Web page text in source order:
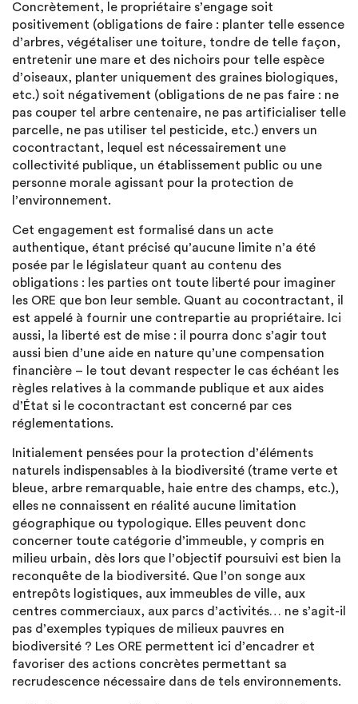
Concrètement, le propriétaire s’engage soit
positivement (obligations de faire : planter telle essence
d’arbres, végétaliser une toiture, tondre de telle façon,
entretenir une mare et des nichoirs pour telle espèce
d’oiseaux, planter uniquement des graines biologiques,
etc.) soit négativement (obligations de ne pas faire : ne
pas couper tel arbre centenaire, ne pas artificialiser telle
parcelle, ne pas utiliser tel pesticide, etc.) envers un
cocontractant, lequel est nécessairement une
collectivité publique, un établissement public ou une
personne morale agissant pour la protection de
l’environnement.
Cet engagement est formalisé dans un acte
authentique, étant précisé qu’aucune limite n’a été
posée par le législateur quant au contenu des
obligations : les parties ont toute liberté pour imaginer
les ORE que bon leur semble. Quant au cocontractant, il
est appelé à fournir une contrepartie au propriétaire. Ici
aussi, la liberté est de mise : il pourra donc s’agir tout
aussi bien d’une aide en nature qu’une compensation
financière – le tout devant respecter le cas échéant les
règles relatives à la commande publique et aux aides
d’État si le cocontractant est concerné par ces
réglementations.
Initialement pensées pour la protection d’éléments
naturels indispensables à la biodiversité (trame verte et
bleue, arbre remarquable, haie entre des champs, etc.),
elles ne connaissent en réalité aucune limitation
géographique ou typologique. Elles peuvent donc
concerner toute catégorie d’immeuble, y compris en
milieu urbain, dès lors que l’objectif poursuivi est bien la
reconquête de la biodiversité. Que l’on songe aux
entrepôts logistiques, aux immeubles de ville, aux
centres commerciaux, aux parcs d’activités… ne s’agit-il
pas d’exemples typiques de milieux pauvres en
biodiversité ? Les ORE permettent ici d’encadrer et
favoriser des actions concrètes permettant sa
recrudescence nécessaire dans de tels environnements.